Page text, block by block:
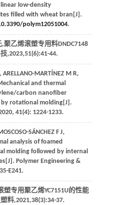
low-density
filled with wheat bran[J].
polym12051004.
乙烯滚塑专用料DNDC7148
,2023,51(6):41-44.
ARELLANO-MARTÍNEZ M R,
and thermal
carbon nanofiber
rotational molding[J].
, 41(4): 1224-1233.
SÁNCHEZ F J,
analysis of foamed
molding followed by internal
Polymer Engineering &
E241.
专用聚乙烯YC7151U的性能
料,2021,38(3):34-37.